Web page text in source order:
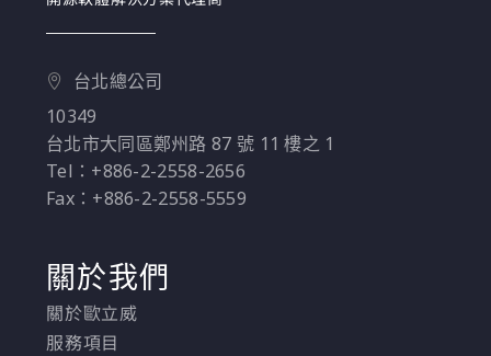
台北總公司
10349
台北市大同區鄭州路 87 號 11 樓之 1
Tel：+886-2-2558-2656
Fax：+886-2-2558-5559
關於我們
關於歐立威
服務項目